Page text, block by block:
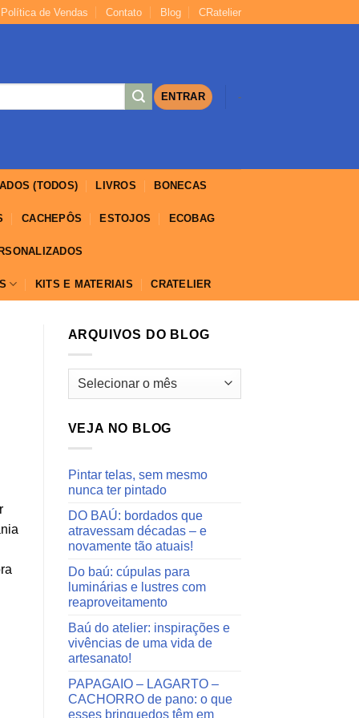
Política de Vendas Contato Blog CRatelier
ENTRAR -
(TODOS) LIVROS BONECAS
CACHEPÔS ESTOJOS ECOBAG
KITS E MATERIAIS CRATELIER
ARQUIVOS DO BLOG
Arquivos
VEJA NO BLOG
Pintar telas, sem mesmo
nunca ter pintado
DO BAÚ: bordados que
atravessam décadas – e
novamente tão atuais!
Do baú: cúpulas para
luminárias e lustres com
reaproveitamento
Baú do atelier: inspirações e
vivências de uma vida de
artesanato!
PAPAGAIO – LAGARTO –
CACHORRO de pano: o que
esses brinquedos têm em